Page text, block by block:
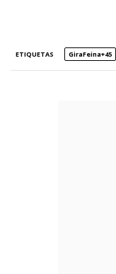
ETIQUETAS GiraFeina+45